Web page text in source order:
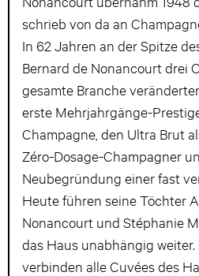
schrieb von da an
In 62 Jahren an der Spitze
Bernard de Nonancourt drei
gesamte Branche
erste Mehrjahrgänge-
Champagne, den Ultra Brut
Zéro-Dosage-Champagner
Neubegründung einer fast
Heute führen seine Töchter
Nonancourt und Stéphanie
das Haus unabhängig
verbinden alle Cuvées des